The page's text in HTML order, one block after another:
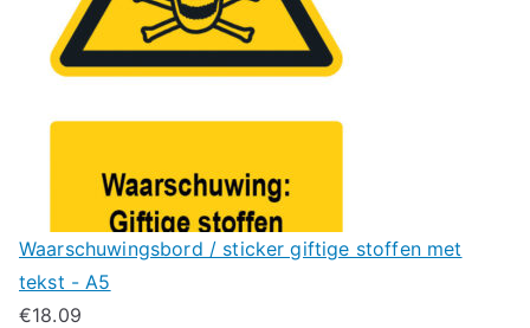
Waarschuwingsbord / sticker giftige stoffen met
tekst - A5
€18.09